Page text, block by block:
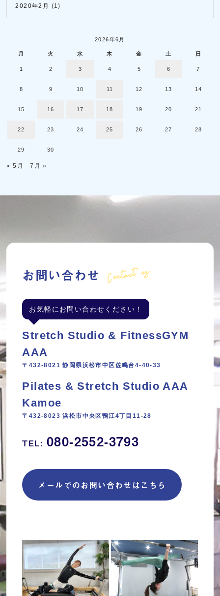
2020年2月 (1)
2026年6月
月 火 水 木 金 土 日
1 2 3 4 5 6 7
8 9 10 11 12 13 14
15 16 17 18 19 20 21
22 23 24 25 26 27 28
29 30
« 5月 7月 »
お問い合わせ Contact us
お気軽にお問い合わせください！
Stretch Studio & FitnessGYM
AAA
〒432-8021 静岡県浜松市中区佐鳴台4-40-33
Pilates & Stretch Studio AAA
Kamoe
〒432-8023 浜松市中央区鴨江4丁目11‐28
TEL: 080-2552-3793
メールでのお問い合わせはこちら